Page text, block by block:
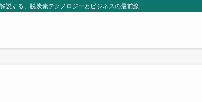
説する、脱炭素テクノロジーとビジネスの最前線